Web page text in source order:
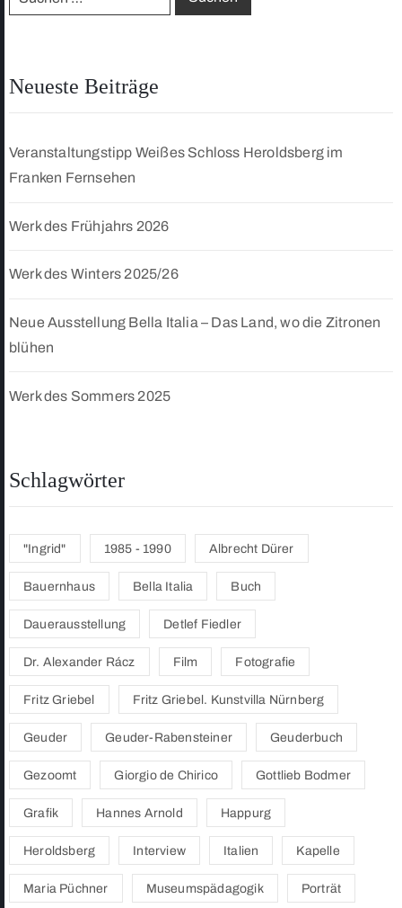
Neueste Beiträge
Veranstaltungstipp Weißes Schloss Heroldsberg im
Franken Fernsehen
Werk des Frühjahrs 2026
Werk des Winters 2025/26
Neue Ausstellung Bella Italia – Das Land, wo die Zitronen
blühen
Werk des Sommers 2025
Schlagwörter
"Ingrid" 1985 - 1990 Albrecht Dürer
Bauernhaus Bella Italia Buch
Dauerausstellung Detlef Fiedler
Dr. Alexander Rácz Film Fotografie
Fritz Griebel Fritz Griebel. Kunstvilla Nürnberg
Geuder Geuder-Rabensteiner Geuderbuch
Gezoomt Giorgio de Chirico Gottlieb Bodmer
Grafik Hannes Arnold Happurg
Heroldsberg Interview Italien Kapelle
Maria Püchner Museumspädagogik Porträt